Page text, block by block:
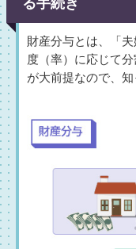
る手続き
財産分与とは、「
度（率）に応じて
が大前提なので、知